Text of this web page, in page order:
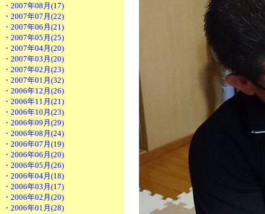
・2007年08月(17)
・2007年07月(22)
・2007年06月(21)
・2007年05月(25)
・2007年04月(20)
・2007年03月(20)
・2007年02月(23)
・2007年01月(32)
・2006年12月(26)
・2006年11月(21)
・2006年10月(23)
・2006年09月(29)
・2006年08月(24)
・2006年07月(19)
・2006年06月(20)
・2006年05月(26)
・2006年04月(18)
・2006年03月(17)
・2006年02月(20)
・2006年01月(28)